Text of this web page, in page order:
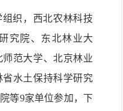
组织 ， 西北农林科技
究院、东北林业大
师范大学、北京林业
省水土保持科学研究
等9家单位参加 ，下